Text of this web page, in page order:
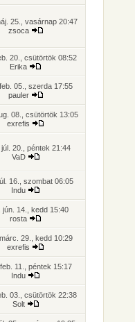
25., vasárnap 20:47
zsoca
20., csütörtök 08:52
Erika
05., szerda 17:55
pauler
08., csütörtök 13:05
exrefis
20., péntek 21:44
VaD
16., szombat 06:05
Indu
jún. 14., kedd 15:40
rosta
29., kedd 10:29
exrefis
11., péntek 15:17
Indu
03., csütörtök 22:38
Solt